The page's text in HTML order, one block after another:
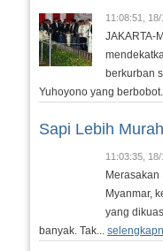
11:08:51,
JAKARTA-
berkurban
Yuhoyono yang
Sapi Lebih
11:03:35,
Myanmar,
yang
banyak. Tak...